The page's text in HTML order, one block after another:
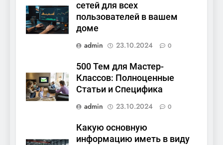
сетей для всех
пользователей в вашем
доме
admin
23.10.2024 0
500 Тем для Мастер-
Классов: Полноценные
Статьи и Специфика
admin
23.10.2024 0
Какую основную
информацию иметь в виду